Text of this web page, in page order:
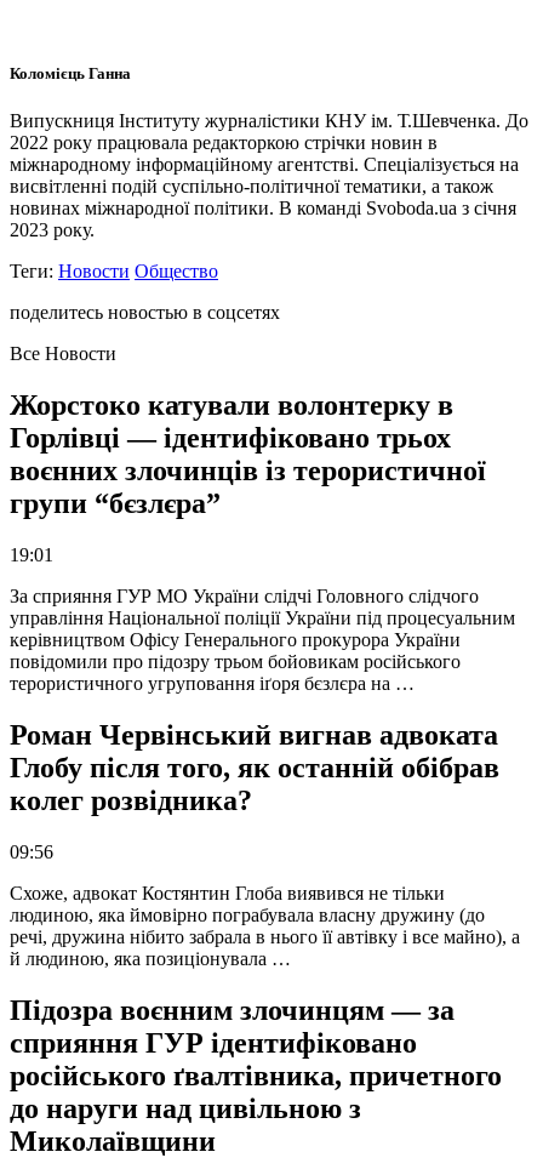
Коломієць Ганна
Випускниця Інституту журналістики КНУ ім. Т.Шевченка. До
2022 року працювала редакторкою стрічки новин в
міжнародному інформаційному агентстві. Спеціалізується на
висвітленні подій суспільно-політичної тематики, а також
новинах міжнародної політики. В команді Svoboda.ua з січня
2023 року.
Теги: Новости Общество
поделитесь новостью в соцсетях
Все Новости
Жорстоко катували волонтерку в
Горлівці — ідентифіковано трьох
воєнних злочинців із терористичної
групи “бєзлєра”
19:01
За сприяння ГУР МО України слідчі Головного слідчого
управління Національної поліції України під процесуальним
керівництвом Офісу Генерального прокурора України
повідомили про підозру трьом бойовикам російського
терористичного угруповання іґоря бєзлєра на …
Роман Червінський вигнав адвоката
Глобу після того, як останній обібрав
колег розвідника?
09:56
Схоже, адвокат Костянтин Глоба виявився не тільки
людиною, яка ймовірно пограбувала власну дружину (до
речі, дружина нібито забрала в нього її автівку і все майно), а
й людиною, яка позиціонувала …
Підозра воєнним злочинцям — за
сприяння ГУР ідентифіковано
російського ґвалтівника, причетного
до наруги над цивільною з
Миколаївщини